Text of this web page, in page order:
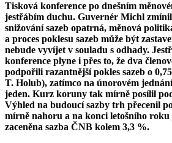
Tisková konference po dnešním
jestřábím duchu. Guvernér Michl
snižování sazeb opatrná, měnová
a proces poklesu sazeb může být
nebude vyvíjet v souladu s odhady.
konference plyne i přes to, že dva
podpořili razantnější pokles sazeb o
T. Holub), zatímco na únorovém
jeden. Kurz koruny tak mírně posílil
Výhled na budoucí sazby trh přecenil
mírně nahoru a na konci letošního roku
zaceněna sazba ČNB kolem 3,3 %.